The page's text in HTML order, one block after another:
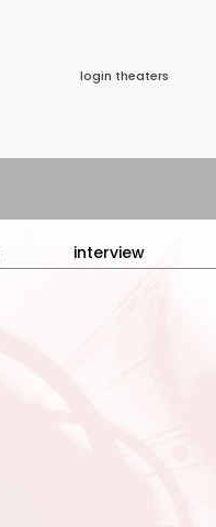
login theaters
interview